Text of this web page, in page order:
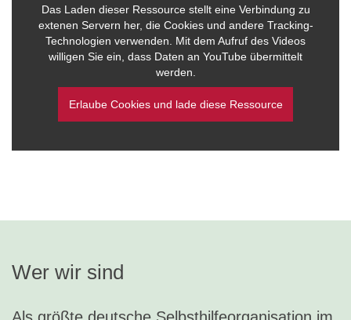
Das Laden dieser Ressource stellt eine Verbindung zu
extenen Servern her, die Cookies und andere Tracking-
Technologien verwenden. Mit dem Aufruf des Videos
willigen Sie ein, dass Daten an YouTube übermittelt
werden.
Erlaube Cookies und lade diese Ressource
Wer wir sind